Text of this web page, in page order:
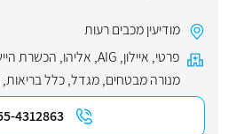
מודיעין מכבים רעות
פרטי, איילון,
AIG
, אליהו, הכשרת
מנורה מבטחים,מגדל,כלל בריאות,
4312863